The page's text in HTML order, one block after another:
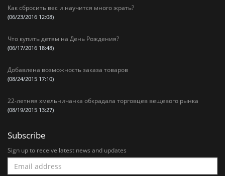
Как сбросить вес и научится много жрать?
(06/23/2016 12:08)
Что купить детям на День Рождения?
(06/17/2016 18:48)
Добавлена возможность заказа товаров
(08/24/2015 17:10)
22-летняя хмельничанка обкрадала торговцев вещевого рынка
(08/19/2015 13:27)
Subscribe
Sign up to receive latest news and updates